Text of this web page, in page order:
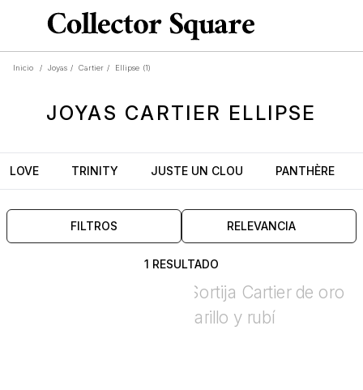
Inicio / Joyas / Cartier / Ellipse (1)
JOYAS CARTIER ELLIPSE
LOVE TRINITY JUSTE UN CLOU PANTHÈRE
FILTROS RELEVANCIA
1 RESULTADO